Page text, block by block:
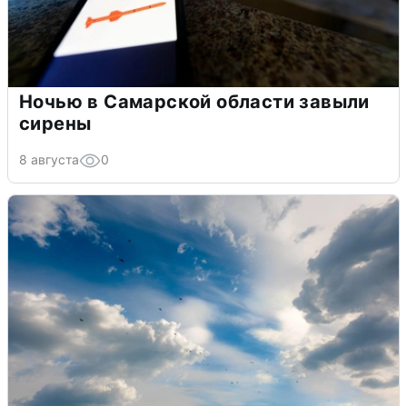
Ночью в Самарской области завыли
сирены
8 августа 0